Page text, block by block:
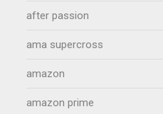
after passion
ama supercross
amazon
amazon prime